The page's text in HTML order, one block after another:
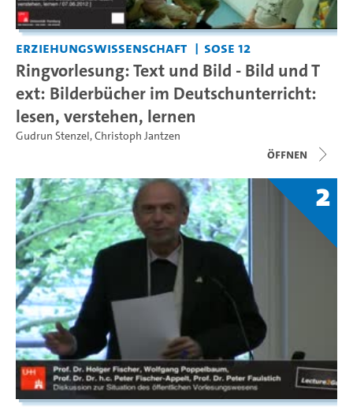
Erziehungswissenschaft SoSe 12
Ringvorlesung: Text und Bild - Bild und T
ext: Bilderbücher im Deutschunterricht:
lesen, verstehen, lernen
Gudrun Stenzel,Christoph Jantzen
Öffnen
2